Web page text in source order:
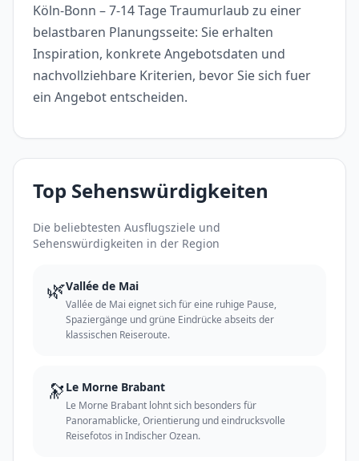
Köln-Bonn – 7-14 Tage Traumurlaub zu einer
belastbaren Planungsseite: Sie erhalten
Inspiration, konkrete Angebotsdaten und
nachvollziehbare Kriterien, bevor Sie sich fuer
ein Angebot entscheiden.
Top Sehenswürdigkeiten
Die beliebtesten Ausflugsziele und
Sehenswürdigkeiten in der Region
🌿Vallée de Mai
Vallée de Mai eignet sich für eine ruhige Pause,
Spaziergänge und grüne Eindrücke abseits der
klassischen Reiseroute.
🔭 Le Morne Brabant
Le Morne Brabant lohnt sich besonders für
Panoramablicke, Orientierung und eindrucksvolle
Reisefotos in Indischer Ozean.